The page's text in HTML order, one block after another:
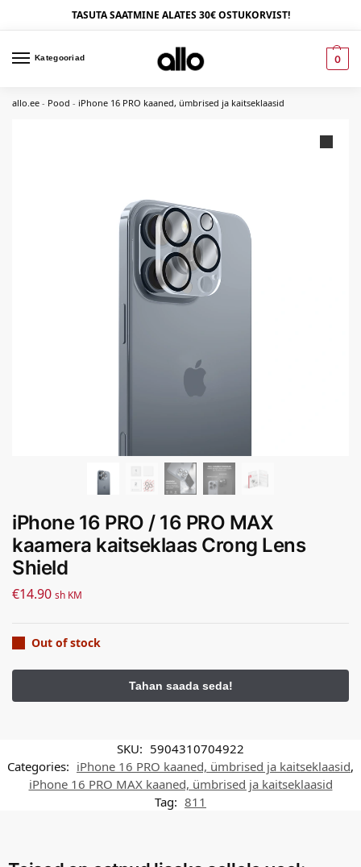
TASUTA SAATMINE ALATES 30€ OSTUKORVIST!
Kategooriad 0
allo.ee - Pood - iPhone 16 PRO kaaned, ümbrised ja kaitseklaasid
iPhone 16 PRO / 16 PRO MAX
kaamera kaitseklaas Crong Lens
Shield
€14.90 sh KM
Out of stock
SKU: 5904310704922
Categories: iPhone 16 PRO kaaned, ümbrised ja kaitseklaasid,
iPhone 16 PRO MAX kaaned, ümbrised ja kaitseklaasid
Tag: 811